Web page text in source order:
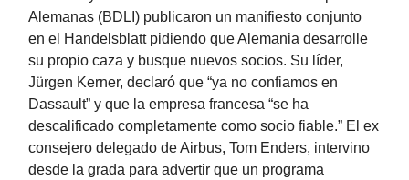
Alemanas (BDLI) publicaron un manifiesto conjunto
en el Handelsblatt pidiendo que Alemania desarrolle
su propio caza y busque nuevos socios. Su líder,
Jürgen Kerner, declaró que “ya no confiamos en
Dassault” y que la empresa francesa “se ha
descalificado completamente como socio fiable.” El ex
consejero delegado de Airbus, Tom Enders, intervino
desde la grada para advertir que un programa